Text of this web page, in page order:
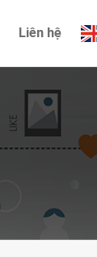
Liên hệ